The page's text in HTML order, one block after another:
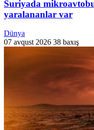
Suriyada
yaralananlar var
Dünya
07 avqust 2026 38 baxış